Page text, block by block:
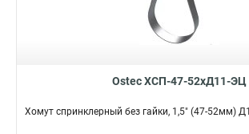
Ostec ХСП-47-52хД11-ЭЦ
Хомут спринклерный без гайки, 1,5" (47-52мм)